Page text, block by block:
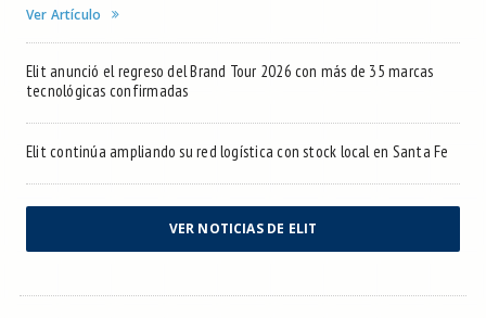
Ver Artículo
Elit anunció el regreso del Brand Tour 2026 con más de 35 marcas
tecnológicas confirmadas
Elit continúa ampliando su red logística con stock local en Santa Fe
VER NOTICIAS DE ELIT